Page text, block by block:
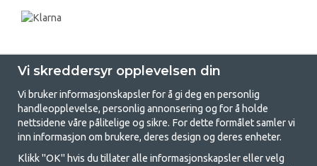
GetCamping - Din butikk for camping
og friluftsliv
Vi skreddersyr opplevelsen din
Vi bruker informasjonskapsler for å gi deg en personlig
handleopplevelse, personlig annonsering og for å holde
nettsidene våre pålitelige og sikre. For dette formålet samler vi
inn informasjon om brukere, deres design og deres enheter.
Klikk "OK" hvis du tillater alle informasjonskapsler eller velg